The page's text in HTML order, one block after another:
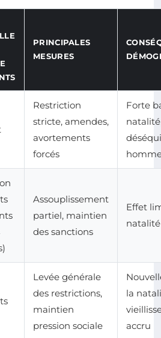
PRINCIPALES
MESURES
Restriction
stricte, amendes,
avortements
forcés
Forte
Assouplissement
partiel, maintien
des sanctions
Effet
natalité
Levée générale
des restrictions,
maintien
pression sociale
la
accru